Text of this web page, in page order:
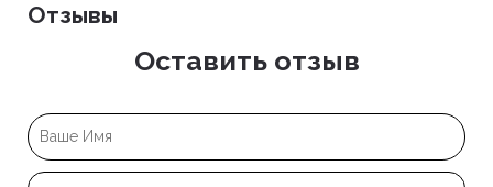
Отзывы
Оставить отзыв